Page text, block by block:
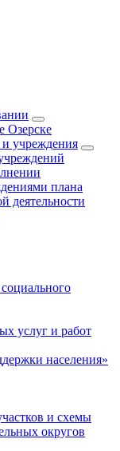
Озерске
учреждения
плана
деятельности
услуг и работ
населения»
и схемы
округов